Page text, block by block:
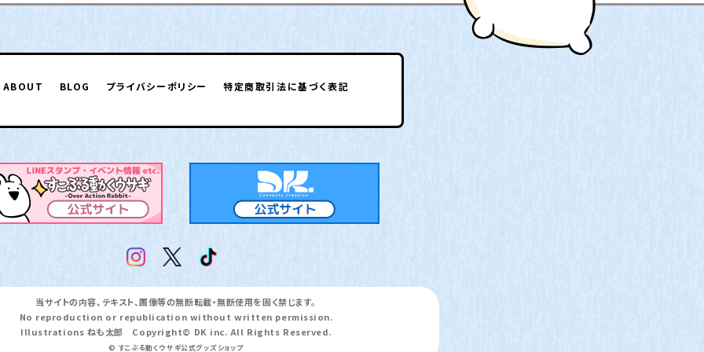
ABOUT BLOG プライバシーポリシー 特定商取引法に基づく表記
当サイトの内容、テキスト、画像等の無断転載・無断使用を固く禁じます。
No reproduction or republication without written permission.
Illustrations ねも太郎 Copyright© DK inc. All Rights Reserved.
© すこぶる動くウサギ公式グッズショップ